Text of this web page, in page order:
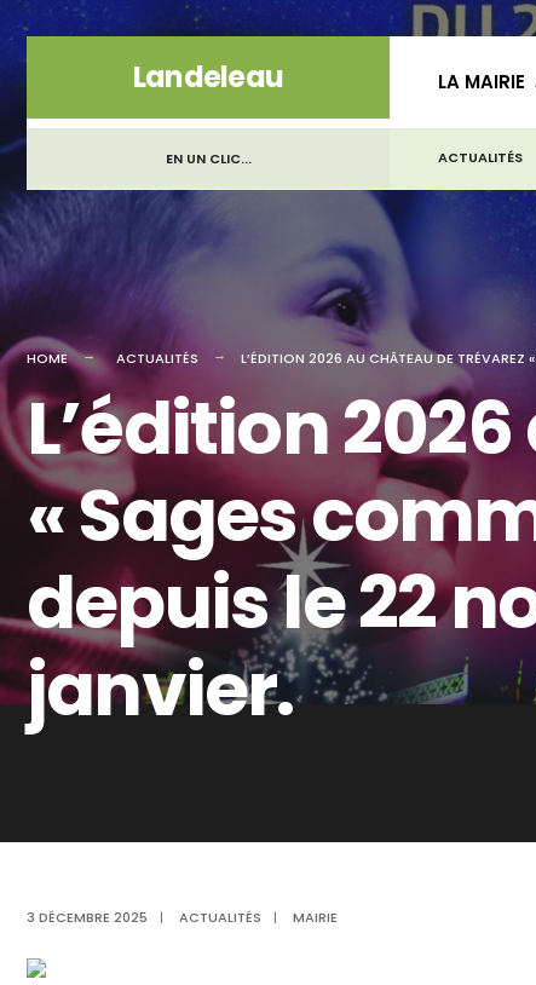
content
Landeleau LA MAIRIE
EN UN CLIC... ACTUALITÉS
HOME ACTUALITÉS L’ÉDITION 2026 AU CHÂTEAU DE TRÉVAREZ
L’édition
« Sages
depuis le 22
janvier.
3 DÉCEMBRE 2025 | ACTUALITÉS | MAIRIE